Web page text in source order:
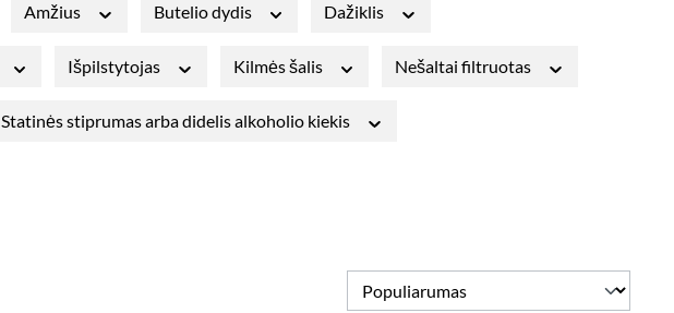
Amžius Butelio dydis Dažiklis
Išpilstytojas Kilmės šalis Nešaltai filtruotas
Statinės stiprumas arba didelis alkoholio kiekis